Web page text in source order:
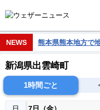
NEWS 熊本県熊本地方で
新潟県出雲崎町
1時間ごと